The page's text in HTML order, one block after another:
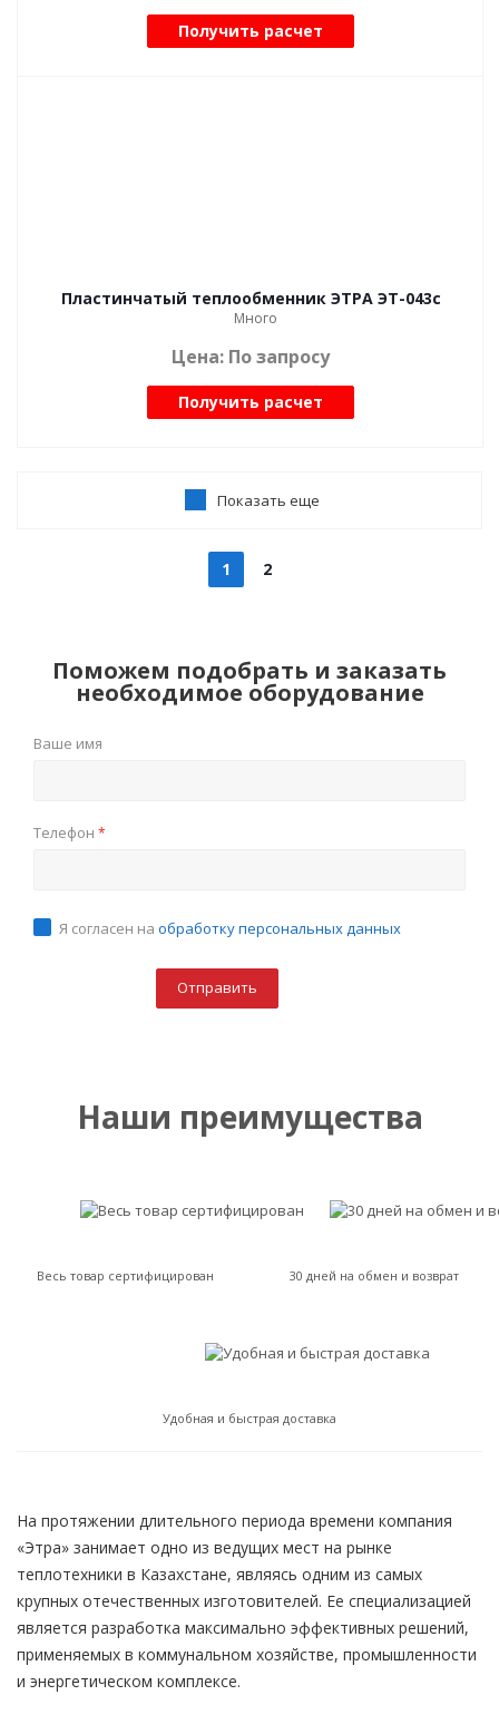
Получить расчет
Пластинчатый теплообменник ЭТРА ЭТ-043с
Много
Цена: По запросу
Получить расчет
Показать еще
1 2
Поможем подобрать и заказать
необходимое оборудование
Ваше имя
Телефон *
Я согласен на обработку персональных данных
Наши преимущества
Весь товар сертифицирован 30 дней на обмен и возврат
Удобная и быстрая доставка
На протяжении длительного периода времени компания
«Этра» занимает одно из ведущих мест на рынке
теплотехники в Казахстане, являясь одним из самых
крупных отечественных изготовителей. Ее специализацией
является разработка максимально эффективных решений,
применяемых в коммунальном хозяйстве, промышленности
и энергетическом комплексе.